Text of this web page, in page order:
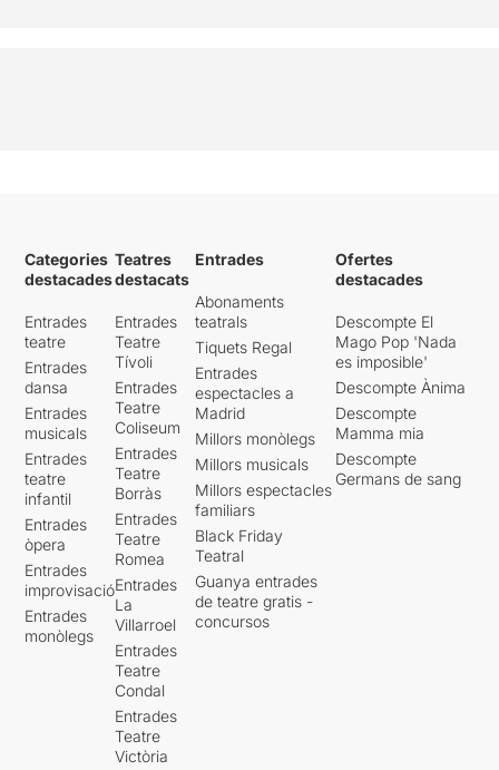
Categories
destacades
Entrades
teatre
Entrades
dansa
Entrades
musicals
Entrades
teatre
infantil
Entrades
òpera
Entrades
improvisació
Entrades
monòlegs
Teatres
destacats
Entrades
Teatre
Tívoli
Entrades
Teatre
Coliseum
Entrades
Teatre
Borràs
Entrades
Teatre
Romea
Entrades
La
Villarroel
Entrades
Teatre
Condal
Entrades
Teatre
Victòria
Entrades
Abonaments
teatrals
Tiquets Regal
Entrades
espectacles a
Madrid
Millors monòlegs
Millors musicals
Millors espectacles
familiars
Black Friday
Teatral
Guanya entrades
de teatre gratis -
concursos
Ofertes
destacades
Descompte El
Mago Pop 'Nada
es imposible'
Descompte Ànima
Descompte
Mamma mia
Descompte
Germans de sang